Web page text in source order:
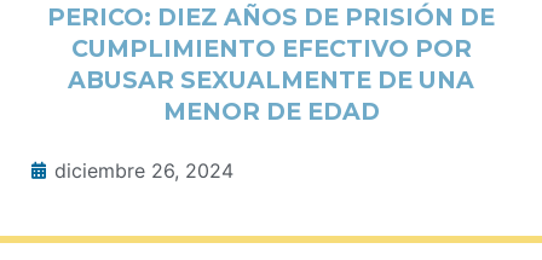
PERICO: DIEZ AÑOS DE PRISIÓN DE
CUMPLIMIENTO EFECTIVO POR
ABUSAR SEXUALMENTE DE UNA
MENOR DE EDAD
diciembre 26, 2024